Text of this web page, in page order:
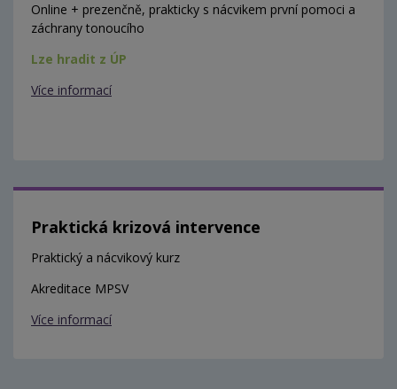
Online + prezenčně, prakticky s nácvikem první pomoci a
záchrany tonoucího
Lze hradit z ÚP
Více informací
Praktická krizová intervence
Praktický a nácvikový kurz
Akreditace MPSV
Více informací